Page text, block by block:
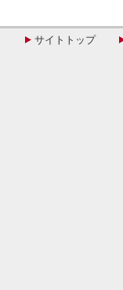
サイトトップ